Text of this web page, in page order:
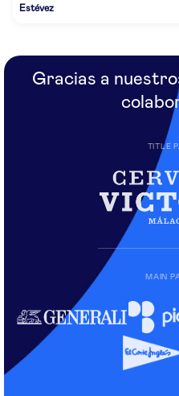
Estévez
Gracias a
TITLE
MAIN